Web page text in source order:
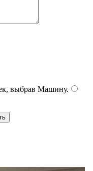
выбрав Машину.